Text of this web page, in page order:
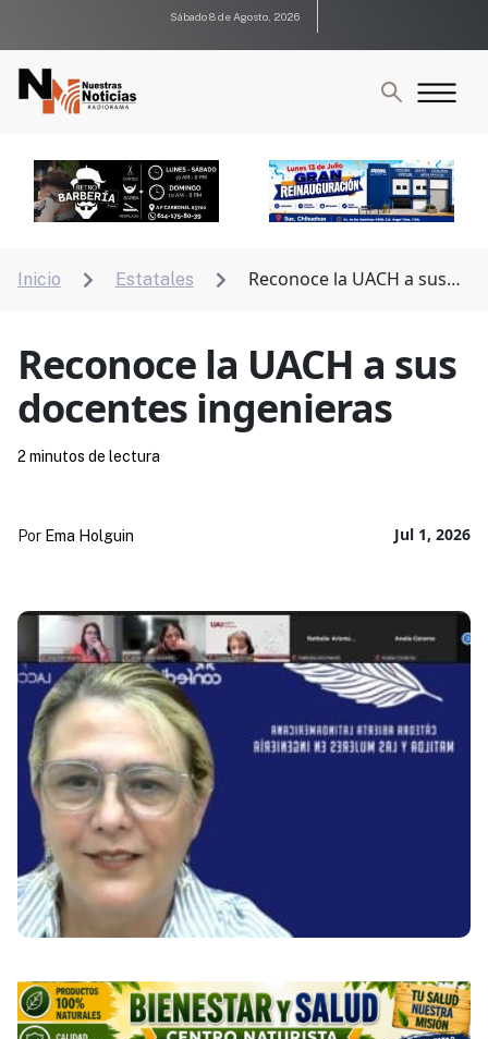
Sábado 8 de Agosto, 2026
Inicio  Estatales 
Reconoce la UACH a sus
Reconoce la UACH a sus
docentes ingenieras
Jul 1, 2026
Por Ema Holguin
2 minutos de lectura